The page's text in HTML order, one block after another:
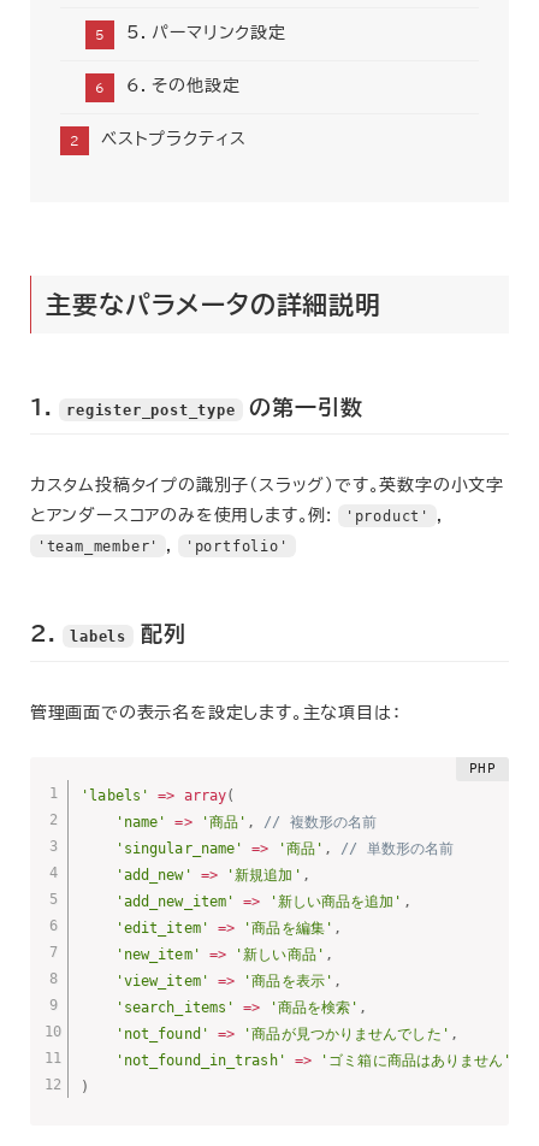
5. パーマリンク設定
6. その他設定
ベストプラクティス
主要なパラメータの詳細説明
1. register_post_type の第一引数
カスタム投稿タイプの識別子（スラッグ）です。英数字の小文字
とアンダースコアのみを使用します。例:
'product' ,
'team_member' , 'portfolio'
2. labels 配列
管理画面での表示名を設定します。主な項目は：
'labels' => array(
'name'
=> '商品' ,
// 複数形の名前
'singular_name'
=> '商品' ,
// 単数形の名前
'add_new' => '新規追加' ,
'add_new_item'
=> '新しい商品を追加' ,
'edit_item' => '商品を編集' ,
'new_item' => '新しい商品' ,
'view_item' => '商品を表示' ,
'search_items'
=> '商品を検索' ,
'not_found' => '商品が見つかりませんでした' ,
'not_found_in_trash' =>
'ゴミ箱に商品はありません'
)